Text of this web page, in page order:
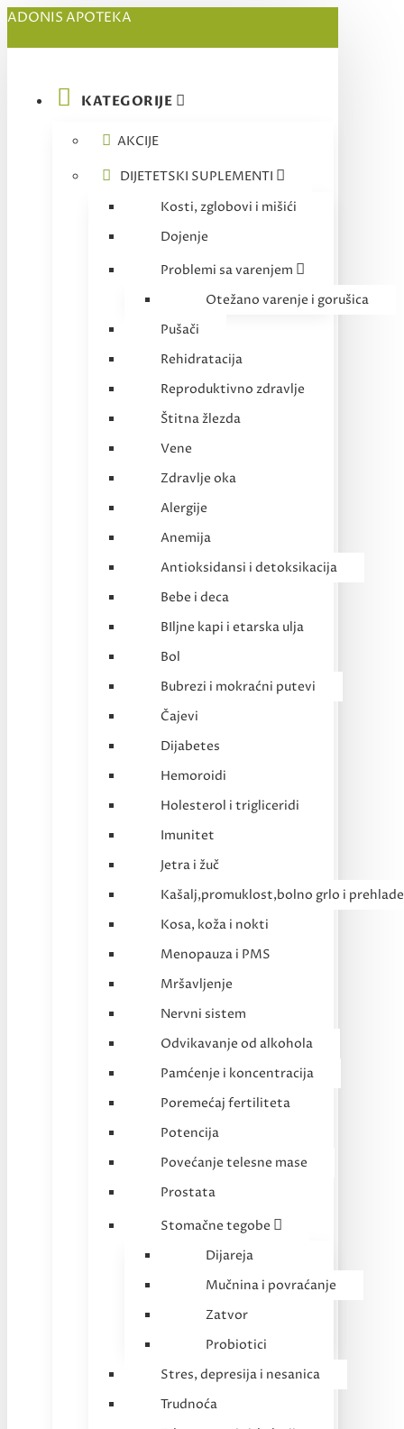
ADONIS APOTEKA
KATEGORIJE
AKCIJE
DIJETETSKI SUPLEMENTI
Kosti, zglobovi i mišići
Dojenje
Problemi sa varenjem
Otežano varenje i gorušica
Pušači
Rehidratacija
Reproduktivno zdravlje
Štitna žlezda
Vene
Zdravlje oka
Alergije
Anemija
Antioksidansi i detoksikacija
Bebe i deca
BIljne kapi i etarska ulja
Bol
Bubrezi i mokraćni putevi
Čajevi
Dijabetes
Hemoroidi
Holesterol i trigliceridi
Imunitet
Jetra i žuč
Kašalj,promuklost,bolno grlo i prehlade
Kosa, koža i nokti
Menopauza i PMS
Mršavljenje
Nervni sistem
Odvikavanje od alkohola
Pamćenje i koncentracija
Poremećaj fertiliteta
Potencija
Povećanje telesne mase
Prostata
Stomačne tegobe
Dijareja
Mučnina i povraćanje
Zatvor
Probiotici
Stres, depresija i nesanica
Trudnoća